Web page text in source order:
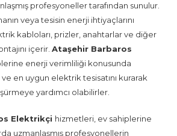
profesyoneller tarafından sunulur.
veya tesisin enerji ihtiyaçlarını
kabloları, prizler, anahtarlar ve diğer
içerir. Ataşehir Barbaros
enerji verimliliği konusunda
en uygun elektrik tesisatını kurarak
yardımcı olabilirler.
Elektrikçi hizmetleri, ev sahiplerine
uzmanlaşmış profesyonellerin